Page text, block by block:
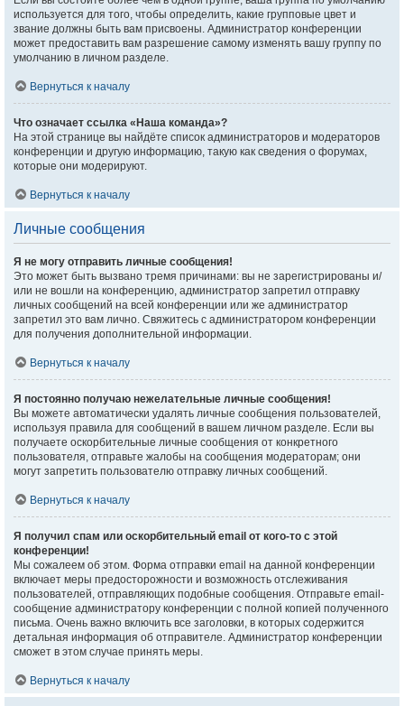
используется для того, чтобы определить, какие групповые цвет и
звание должны быть вам присвоены. Администратор конференции
может предоставить вам разрешение самому изменять вашу группу по
умолчанию в личном разделе.
Вернуться к началу
Что означает ссылка «Наша команда»?
На этой странице вы найдёте список администраторов и модераторов
конференции и другую информацию, такую как сведения о форумах,
которые они модерируют.
Вернуться к началу
Личные сообщения
Я не могу отправить личные сообщения!
Это может быть вызвано тремя причинами: вы не зарегистрированы и/
или не вошли на конференцию, администратор запретил отправку
личных сообщений на всей конференции или же администратор
запретил это вам лично. Свяжитесь с администратором конференции
для получения дополнительной информации.
Вернуться к началу
Я постоянно получаю нежелательные личные сообщения!
Вы можете автоматически удалять личные сообщения пользователей,
используя правила для сообщений в вашем личном разделе. Если вы
получаете оскорбительные личные сообщения от конкретного
пользователя, отправьте жалобы на сообщения модераторам; они
могут запретить пользователю отправку личных сообщений.
Вернуться к началу
Я получил спам или оскорбительный email от кого-то с этой
конференции!
Мы сожалеем об этом. Форма отправки email на данной конференции
включает меры предосторожности и возможность отслеживания
пользователей, отправляющих подобные сообщения. Отправьте email-
сообщение администратору конференции с полной копией полученного
письма. Очень важно включить все заголовки, в которых содержится
детальная информация об отправителе. Администратор конференции
сможет в этом случае принять меры.
Вернуться к началу